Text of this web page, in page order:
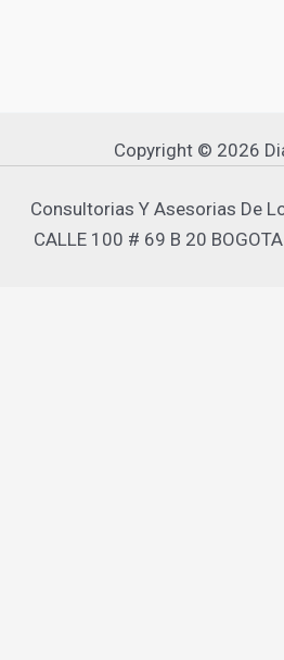
Copyright © 2026
Consultorias Y Asesorias De
CALLE 100 # 69 B 20